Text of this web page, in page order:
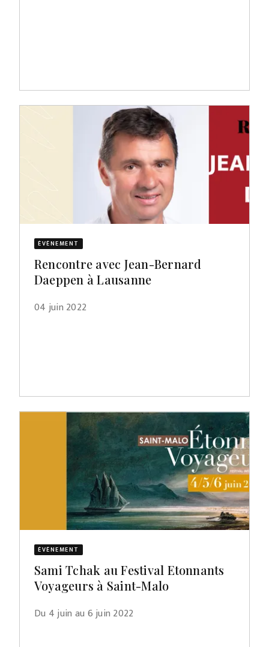
ÉVÈNEMENT
Rencontre avec Jean-Bernard
Daeppen à Lausanne
04 juin 2022
ÉVÈNEMENT
Sami Tchak au Festival Etonnants
Voyageurs à Saint-Malo
Du 4 juin au 6 juin 2022